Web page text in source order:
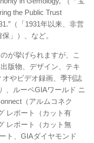
the Public Trust
（「1931年以来、非営
」）、など。
が挙げられますが、こ
版物、デザイン、テキ
やビデオ録画、季刊誌
、ルーペGIAワールド ニ
（アルムコネク
レポート（カット有
レポート（カット無
ト、GIAダイヤモンド